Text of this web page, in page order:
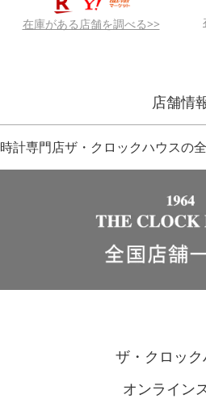
在庫がある店舗を調べる>>
店舗情
時計専門店ザ・クロックハウスの
ザ・クロック
オンライン